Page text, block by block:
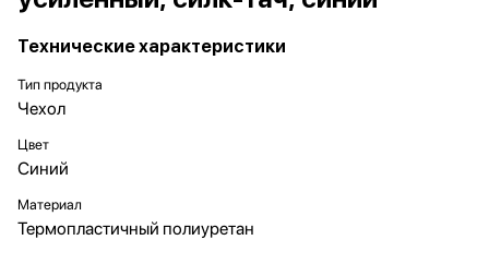
Технические характеристики
Тип продукта
Чехол
Цвет
Синий
Материал
Термопластичный полиуретан